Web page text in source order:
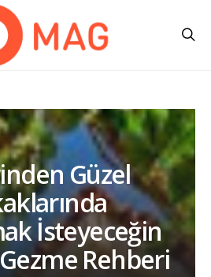
Güzel
İsteyeceğin
Gezme Rehberi